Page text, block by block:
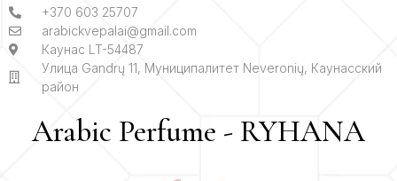
+370 603 25707
arabickvepalai@gmail.com
Каунас LT-54487
Улица Gandrų 11, Муниципалитет Neveronių, Каунасский
район
Arabic Perfume - RYHANA